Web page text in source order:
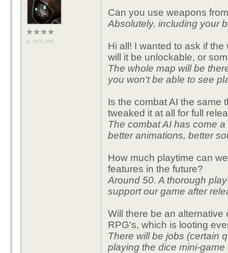
OFFLINE
Can you use weapons
Absolutely, including your
Hi all! I wanted to ask if
will it be unlockable, or
The whole map will be
you won't be able to see
Is the combat AI the same
tweaked it at all for full
The combat AI has come
better animations, better
How much playtime can
features in the future?
Around 50. A thorough
support our game after
Will there be an
RPG's, which is looting
There will be jobs (certain
playing the dice mini-